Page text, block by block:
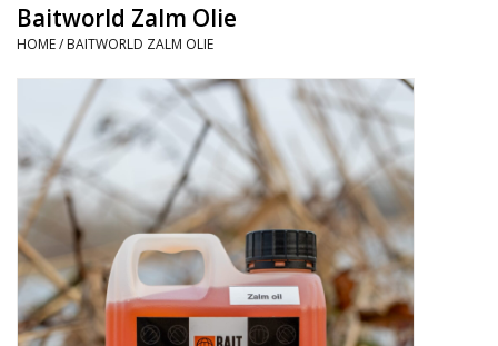
Boilies & Additieven
Hookbaits
Pellets
Naturals
Range
Baitworld Zalm Olie
HOME/ BAITWORLD ZALM OLIE